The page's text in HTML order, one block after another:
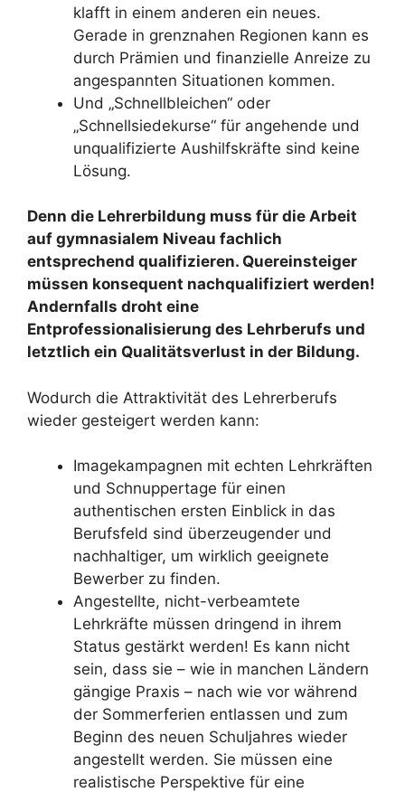
klafft in einem anderen ein neues.
Gerade in grenznahen Regionen kann es
durch Prämien und finanzielle Anreize zu
angespannten Situationen kommen.
Und „Schnellbleichen“ oder
„Schnellsiedekurse“ für angehende und
unqualifizierte Aushilfskräfte sind keine
Lösung.
Denn die Lehrerbildung muss für die Arbeit
auf gymnasialem Niveau fachlich
entsprechend qualifizieren. Quereinsteiger
müssen konsequent nachqualifiziert werden!
Andernfalls droht eine
Entprofessionalisierung des Lehrberufs und
letztlich ein Qualitätsverlust in der Bildung.
Wodurch die Attraktivität des Lehrerberufs
wieder gesteigert werden kann:
Imagekampagnen mit echten Lehrkräften
und Schnuppertage für einen
authentischen ersten Einblick in das
Berufsfeld sind überzeugender und
nachhaltiger, um wirklich geeignete
Bewerber zu finden.
Angestellte, nicht-verbeamtete
Lehrkräfte müssen dringend in ihrem
Status gestärkt werden! Es kann nicht
sein, dass sie – wie in manchen Ländern
gängige Praxis – nach wie vor während
der Sommerferien entlassen und zum
Beginn des neuen Schuljahres wieder
angestellt werden. Sie müssen eine
realistische Perspektive für eine